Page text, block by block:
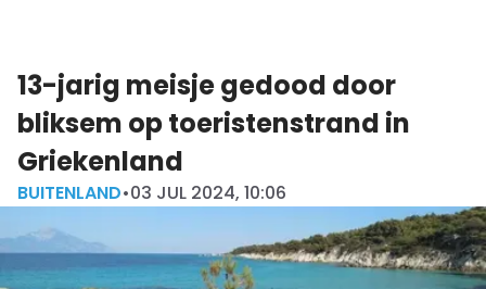
13-jarig meisje gedood door
bliksem op toeristenstrand in
Griekenland
BUITENLAND•03 JUL 2024, 10:06